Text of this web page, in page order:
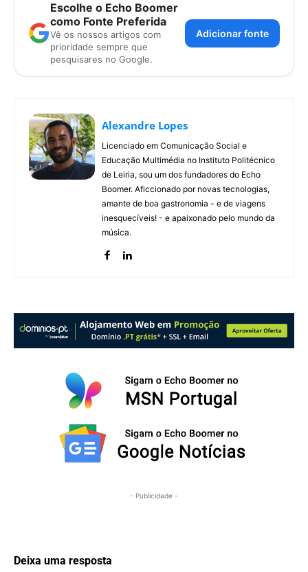
Escolhe o Echo Boomer
como Fonte Preferida
Vê os nossos artigos com
prioridade sempre que
pesquisares no Google.
Adicionar fonte
Alexandre Lopes
Licenciado em Comunicação Social e
Educação Multimédia no Instituto Politécnico
de Leiria, sou um dos fundadores do Echo
Boomer. Aficcionado por novas tecnologias,
amante de boa gastronomia - e de viagens
inesquecíveis! - e apaixonado pelo mundo da
música.
- Publicidade -
Deixa uma resposta